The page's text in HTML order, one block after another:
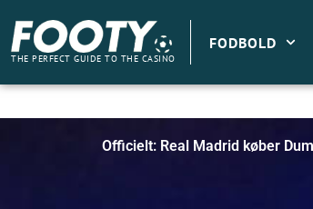
indholdet
THE PERFECT GUIDE TO THE CASINO
FODBOLD
Officielt: Real Madrid køber